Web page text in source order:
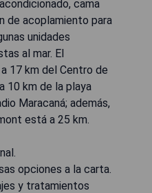
cama
de acoplamiento para
unidades
al mar. El
17 km del Centro de
10 km de la playa
Maracaná; además,
está a 25 km.
opciones a la carta.
y tratamientos